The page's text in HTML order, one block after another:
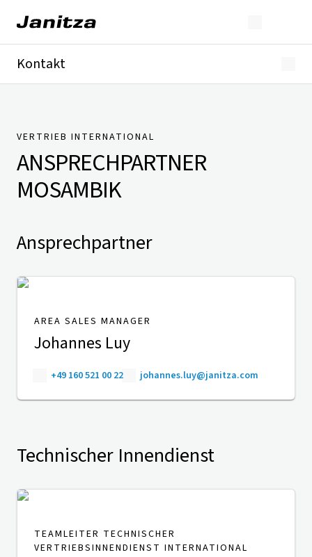
Kontakt
Presse
VERTRIEB INTERNATIONAL
ANSPRECHPARTNER
MOSAMBIK
Ansprechpartner
AREA SALES MANAGER
Johannes Luy
+49 160 521 00 22 johannes.luy@janitza.com
Technischer Innendienst
TEAMLEITER TECHNISCHER
VERTRIEBSINNENDIENST INTERNATIONAL